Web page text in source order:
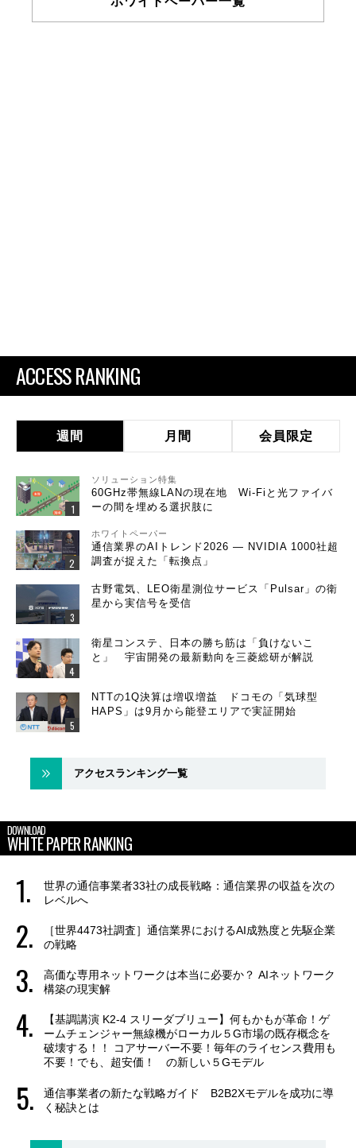
ACCESS RANKING
週間 月間 会員限定
ソリューション特集
60GHz帯無線LANの現在地 Wi-Fiと光ファイバ
ーの間を埋める選択肢に
ホワイトペーパー
通信業界のAIトレンド2026 ― NVIDIA 1000社超
調査が捉えた「転換点」
古野電気、LEO衛星測位サービス「Pulsar」の衛
星から実信号を受信
衛星コンステ、日本の勝ち筋は「負けないこ
と」 宇宙開発の最新動向を三菱総研が解説
NTTの1Q決算は増収増益 ドコモの「気球型
HAPS」は9月から能登エリアで実証開始
アクセスランキング一覧
DOWNLOAD
WHITE PAPER RANKING
世界の通信事業者33社の成長戦略：通信業界の収益を次の
レベルへ
［世界4473社調査］通信業界におけるAI成熟度と先駆企業
の戦略
高価な専用ネットワークは本当に必要か？ AIネットワーク
構築の現実解
【基調講演 K2-4 スリーダブリュー】何もかもが革命！ゲ
ームチェンジャー無線機がローカル５G市場の既存概念を
破壊する！！ コアサーバー不要！毎年のライセンス費用も
不要！でも、超安価！ の新しい５Gモデル
通信事業者の新たな戦略ガイド B2B2Xモデルを成功に導
く秘訣とは